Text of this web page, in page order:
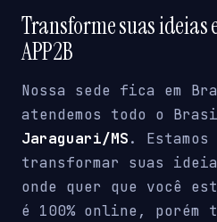
Transforme suas ideias
APP2B
Nossa sede fica em
atendemos todo o
Jaraguari/MS. Estamos
transformar suas
onde quer que você
é 100% online, porém